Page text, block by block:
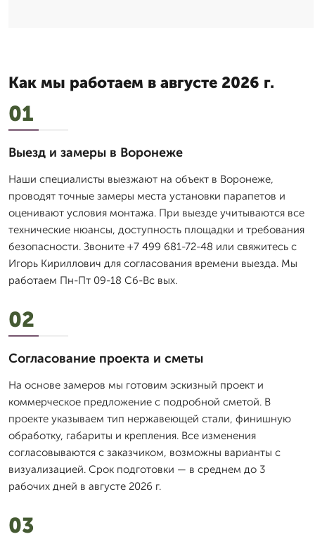
Как мы работаем в августе 2026 г.
01
Выезд и замеры в Воронеже
Наши специалисты выезжают на объект в Воронеже,
проводят точные замеры места установки парапетов и
оценивают условия монтажа. При выезде учитываются все
технические нюансы, доступность площадки и требования
безопасности. Звоните +7 499 681-72-48 или свяжитесь с
Игорь Кириллович для согласования времени выезда. Мы
работаем Пн-Пт 09-18 Сб-Вс вых.
02
Согласование проекта и сметы
На основе замеров мы готовим эскизный проект и
коммерческое предложение с подробной сметой. В
проекте указываем тип нержавеющей стали, финишную
обработку, габариты и крепления. Все изменения
согласовываются с заказчиком, возможны варианты с
визуализацией. Срок подготовки — в среднем до 3
рабочих дней в августе 2026 г.
03